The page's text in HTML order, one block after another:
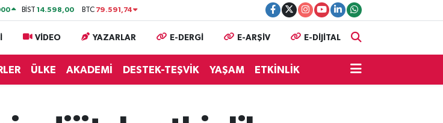
BİST14.598,00 BTC 79.591,74
VİDEO YAZARLAR E-DERGİ E-ARŞİV E-DİJİTAL
ÜLKE AKADEMİ DESTEK-TEŞVİK YAŞAM ETKİNLİK